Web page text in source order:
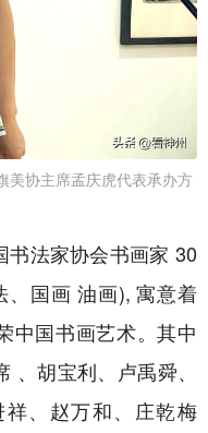
美协主席孟庆虎代表承办方
书法家协会书画家 30
国画 油画), 寓意着
中国书画艺术。其中
、胡宝利、卢禹舜、
、赵万和、庄乾梅